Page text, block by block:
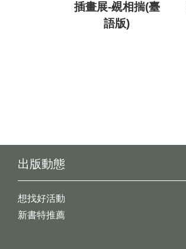
插畫展-覕相揣(臺
語版)
出版動態
想找好活動
新書特推薦